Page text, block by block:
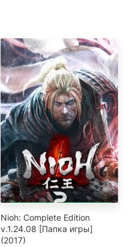
Nioh: Complete Edition
v.1.24.08 [Папка игры]
(2017)